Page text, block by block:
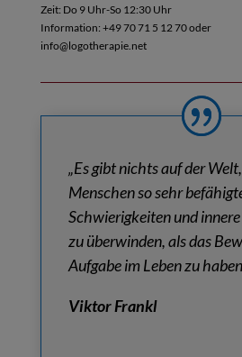
Zeit: Do 9 Uhr-So 12:30 Uhr
Information: +49 70 71 5 12 70 oder
info@logotherapie.net
„Es gibt nichts auf der
Menschen so sehr
Schwierigkeiten und
zu überwinden, als das
Aufgabe im Leben zu
Viktor Frankl